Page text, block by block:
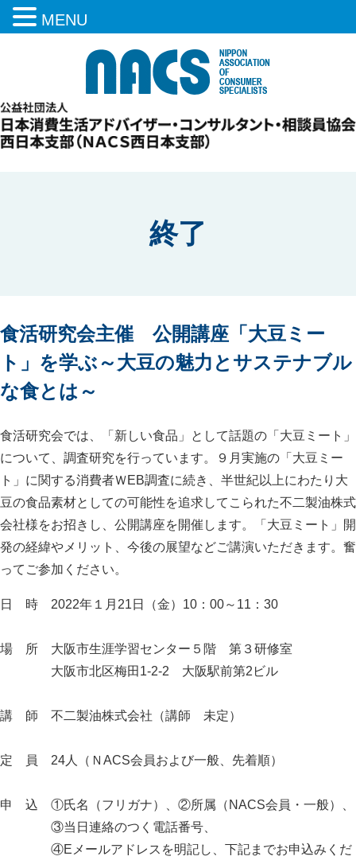
終了
食活研究会主催 公開講座「大豆ミー
ト」を学ぶ～大豆の魅力とサステナブル
な食とは～
食活研究会では、「新しい食品」として話題の「大豆ミート」
について、調査研究を行っています。９月実施の「大豆ミー
ト」に関する消費者ＷEB調査に続き、半世紀以上にわたり大
豆の食品素材としての可能性を追求してこられた不二製油株式
会社様をお招きし、公開講座を開催します。「大豆ミート」開
発の経緯やメリット、今後の展望などご講演いただきます。奮
ってご参加ください。
日 時 2022年１月21日（金）10：00～11：30
場 所 大阪市生涯学習センター５階 第３研修室
大阪市北区梅田1-2-2 大阪駅前第2ビル
講 師 不二製油株式会社（講師 未定）
定 員 24人（ＮACS会員および一般、先着順）
申 込 ①氏名（フリガナ）、②所属（NACS会員・一般）、
③当日連絡のつく電話番号、
④Eメールアドレスを明記し、下記までお申込みくだ
MENU